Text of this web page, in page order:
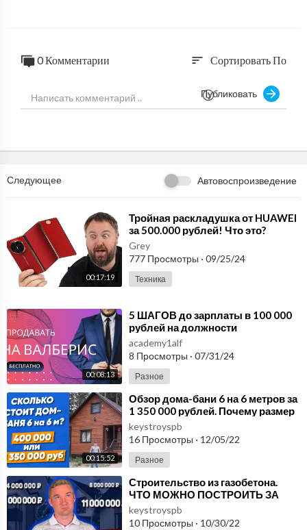
0 Комментарии sort Сортировать По
Публиковать
Следующее Автовоспроизведение
00:17:19
⁣Тройная раскладушка от HUAWEI
за 500.000 рублей! Что это?
Величие?
Grey
777 Просмотры · 09/25/24
Техника
00:08:13
⁣5 ШАГОВ до зарплаты в 100 000
рублей на должности
МЕНЕДЖЕРА МАРКЕТПЛЕЙСОВ.
Продавать на Валберис.
academy1alf
8 Просмотры · 07/31/24
Разное
00:15:52
⁣Обзор дома-бани 6 на 6 метров за
1 350 000 рублей. Почему размер
один, а цена в 3 раза дороже?
keystroyspb
16 Просмотры · 12/05/22
Разное
⁣Строительство из газобетона.
ЧТО МОЖНО ПОСТРОИТЬ ЗА
4,6,8 и 11 миллионов рублей!
Показываем проекты
keystroyspb
10 Просмотры · 10/30/22